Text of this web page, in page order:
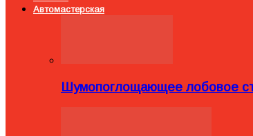
Автомастерская
Шумопоглощающее лобовое